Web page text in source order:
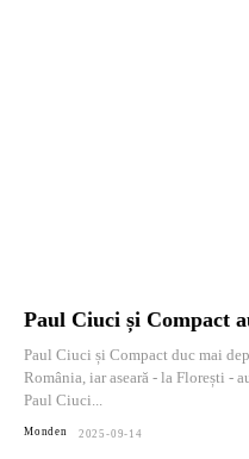
Paul Ciuci și Compact
Paul Ciuci și Compact duc mai
România, iar aseară - la Florești -
Paul Ciuci...
Monden 2025-09-14